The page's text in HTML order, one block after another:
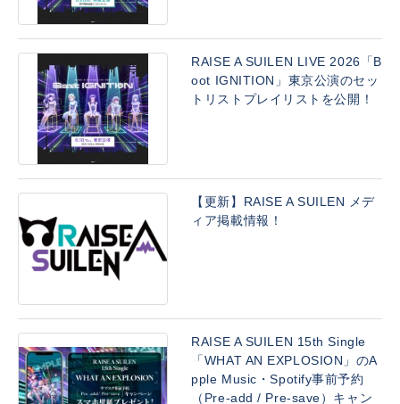
RAISE A SUILEN LIVE 2026「B
oot IGNITION」東京公演のセッ
トリストプレイリストを公開！
【更新】RAISE A SUILEN メデ
ィア掲載情報！
RAISE A SUILEN 15th Single
「WHAT AN EXPLOSION」のA
pple Music・Spotify事前予約
（Pre-add / Pre-save）キャン